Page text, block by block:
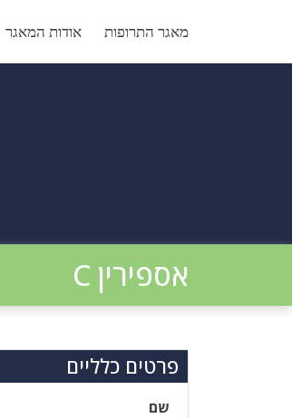
מאגר התרופות אודות המאגר
אספירין C
פרטים כלליים
שם